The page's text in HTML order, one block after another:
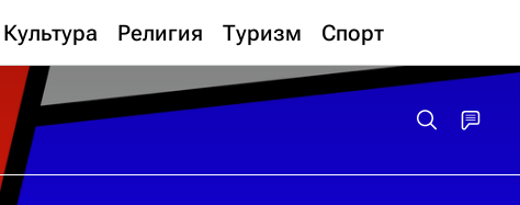
Культура Религия Туризм Спорт